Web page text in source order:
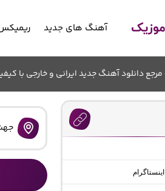
آهنگ های جدید
دانلود آهنگ جدید ایرانی و خارجی با